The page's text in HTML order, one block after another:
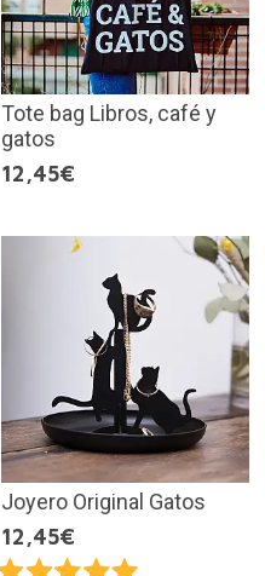
Tote bag Libros, café y
gatos
12,45€
Joyero Original Gatos
12,45€